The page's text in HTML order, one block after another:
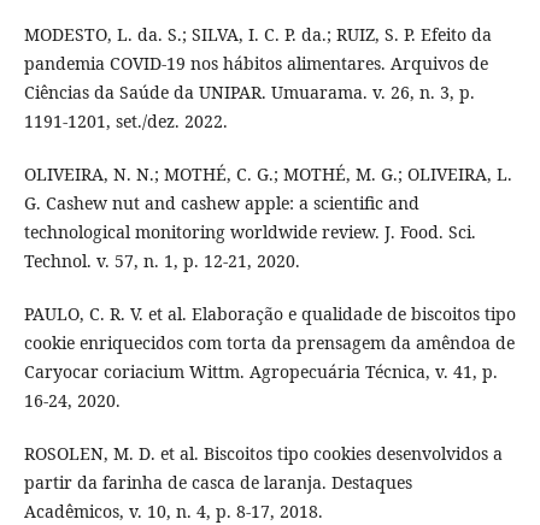
MODESTO, L. da. S.; SILVA, I. C. P. da.; RUIZ, S. P. Efeito da
pandemia COVID-19 nos hábitos alimentares. Arquivos de
Ciências da Saúde da UNIPAR. Umuarama. v. 26, n. 3, p.
1191-1201, set./dez. 2022.
OLIVEIRA, N. N.; MOTHÉ, C. G.; MOTHÉ, M. G.; OLIVEIRA, L.
G. Cashew nut and cashew apple: a scientific and
technological monitoring worldwide review. J. Food. Sci.
Technol. v. 57, n. 1, p. 12-21, 2020.
PAULO, C. R. V. et al. Elaboração e qualidade de biscoitos tipo
cookie enriquecidos com torta da prensagem da amêndoa de
Caryocar coriacium Wittm. Agropecuária Técnica, v. 41, p.
16-24, 2020.
ROSOLEN, M. D. et al. Biscoitos tipo cookies desenvolvidos a
partir da farinha de casca de laranja. Destaques
Acadêmicos, v. 10, n. 4, p. 8-17, 2018.